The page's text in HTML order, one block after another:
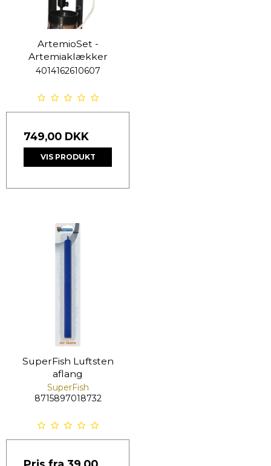
ArtemioSet -
Artemiaklækker
4014162610607
749,00 DKK
VIS PRODUKT
SuperFish Luftsten
aflang
SuperFish
8715897018732